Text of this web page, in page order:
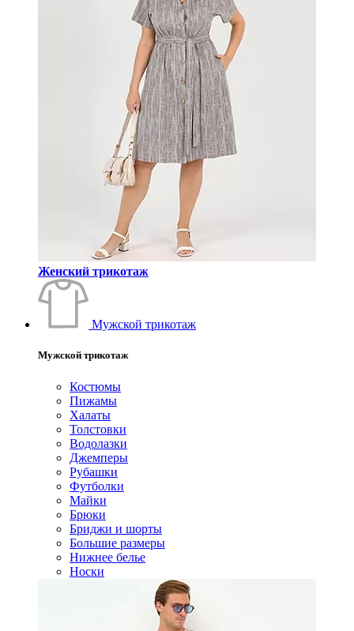
Женский трикотаж
Мужской трикотаж
Мужской трикотаж
Костюмы
Пижамы
Халаты
Толстовки
Водолазки
Джемперы
Рубашки
Футболки
Майки
Брюки
Бриджи и шорты
Большие размеры
Нижнее белье
Носки